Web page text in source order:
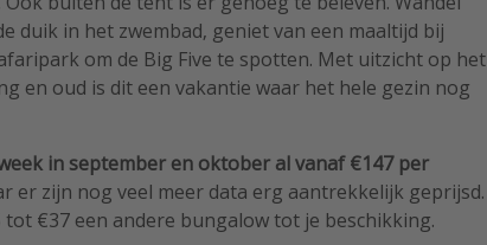
duik in het zwembad, geniet van een maaltijd bij
om de Big Five te spotten. Met uitzicht op het
en oud is dit een vakantie waar het hele gezin nog
in september en oktober al vanaf €147 per
er zijn nog veel meer data erg aantrekkelijk geprijsd.
€37 een andere bungalow tot je beschikking.